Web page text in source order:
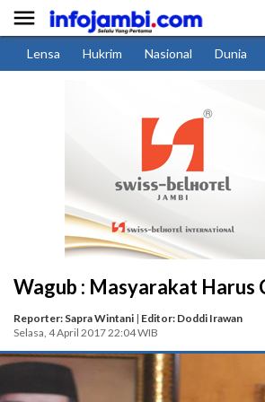

Lensa Hukrim Nasional Dunia
Wagub : Masyarakat Harus
Reporter: Sapra Wintani | Editor: Doddi Irawan
Selasa, 4 April 2017 22:04 WIB